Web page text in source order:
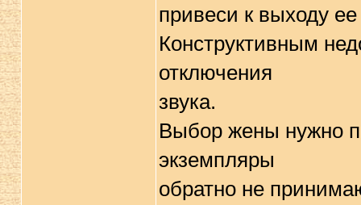
привеси к выходу ее
Конструктивным
отключения
звука.
Выбор жены нужно
экземпляры
обратно не